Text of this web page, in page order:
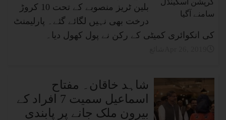
بلین ٹریز منصوبے کے تحت 10 کروڑ
درخت بھی نہیں لگائے گئے۔ پارلیمنٹ
کی انکوائری کمیٹی کے رکن نے پول کھول دیا۔
شاہد خاقان۔ مفتاح
اسماعیل سمیت 7 افراد کے
بیرون ملک جانے پر پابندی